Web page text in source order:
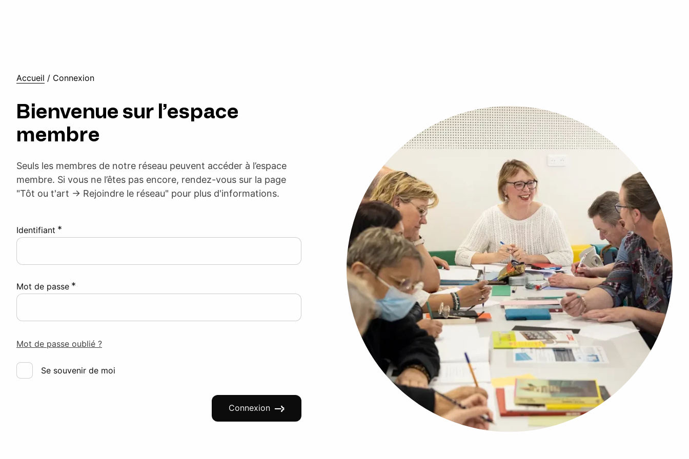
Accueil / Connexion
Bienvenue sur l’espace
membre
Seuls les membres de notre réseau peuvent accéder à l’espace
membre. Si vous ne l’êtes pas encore, rendez-vous sur la page
"Tôt ou t'art -> Rejoindre le réseau" pour plus d'informations.
Identifiant *
Mot de passe *
Mot de passe oublié ?
Se souvenir de moi
Connexion